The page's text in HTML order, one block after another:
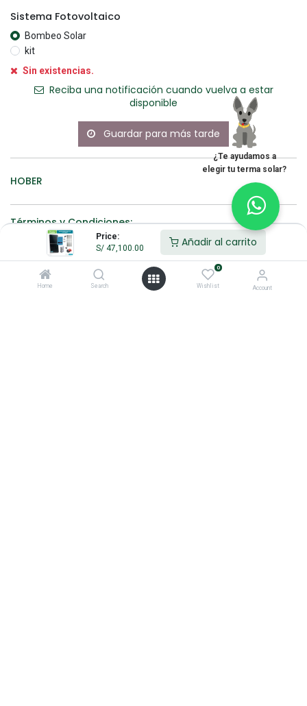
Price:
S/ 47,100.00 Añadir al carrito
Home Search
0
Wishlist Account
Sistema Fotovoltaico
Bombeo Solar
kit
Sin existencias.
Reciba una notificación cuando vuelva a estar
disponible
Guardar para más tarde
HOBER
Términos y Condiciones:
100% original
Devolución
antes de 30
Hacemos
envíos a nivel
¿Te ayudamos a
elegir tu terma solar?